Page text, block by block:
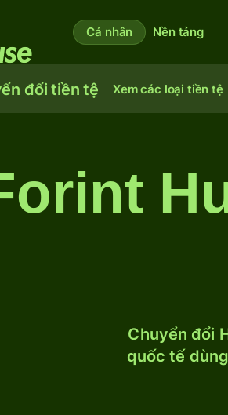
Cá nhân Nền tảng
đổi tiền tệ Xem các loại tiền tệ
Chuyển đổi
quốc tế